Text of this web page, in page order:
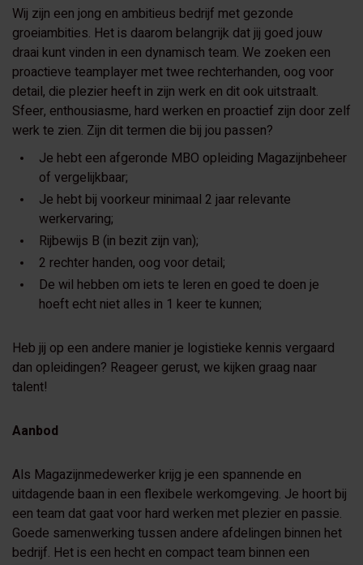
Wij zijn een jong en ambitieus bedrijf met gezonde
groeiambities. Het is daarom belangrijk dat jij goed jouw
draai kunt vinden in een dynamisch team. We zoeken een
proactieve teamplayer met twee rechterhanden, oog voor
detail, die plezier heeft in zijn werk en dit ook uitstraalt.
Sfeer, enthousiasme, hard werken en proactief zijn door zelf
werk te zien. Zijn dit termen die bij jou passen?
Je hebt een afgeronde MBO opleiding Magazijnbeheer
of vergelijkbaar;
Je hebt bij voorkeur minimaal 2 jaar relevante
werkervaring;
Rijbewijs B (in bezit zijn van);
2 rechter handen, oog voor detail;
De wil hebben om iets te leren en goed te doen je
hoeft echt niet alles in 1 keer te kunnen;
Heb jij op een andere manier je logistieke kennis vergaard
dan opleidingen? Reageer gerust, we kijken graag naar
talent!
Aanbod
Als Magazijnmedewerker krijg je een spannende en
uitdagende baan in een flexibele werkomgeving. Je hoort bij
een team dat gaat voor hard werken met plezier en passie.
Goede samenwerking tussen andere afdelingen binnen het
bedrijf. Het is een hecht en compact team binnen een